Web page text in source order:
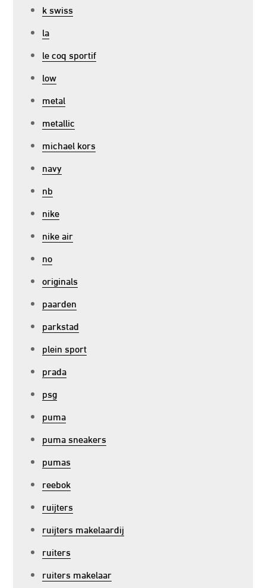
k swiss
la
le coq sportif
low
metal
metallic
michael kors
navy
nb
nike
nike air
no
originals
paarden
parkstad
plein sport
prada
psg
puma
puma sneakers
pumas
reebok
ruijters
ruijters makelaardij
ruiters
ruiters makelaar